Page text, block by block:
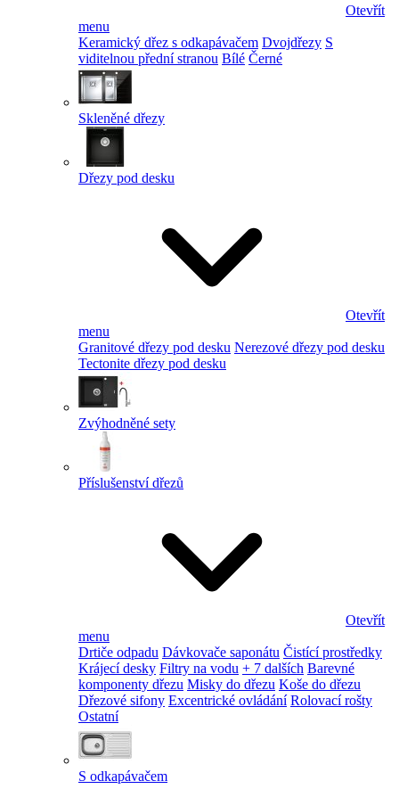
Otevřít
menu
Keramický dřez s odkapávačem Dvojdřezy S
viditelnou přední stranou Bílé Černé
Skleněné dřezy
Dřezy pod desku
Otevřít
menu
Granitové dřezy pod desku Nerezové dřezy pod desku
Tectonite dřezy pod desku
Zvýhodněné sety
Příslušenství dřezů
Otevřít
menu
Drtiče odpadu Dávkovače saponátu Čistící prostředky
Krájecí desky Filtry na vodu + 7 dalších Barevné
komponenty dřezu Misky do dřezu Koše do dřezu
Dřezové sifony Excentrické ovládání Rolovací rošty
Ostatní
S odkapávačem